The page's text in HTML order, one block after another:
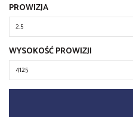
PROWIZJA
WYSOKOŚĆ PROWIZJI